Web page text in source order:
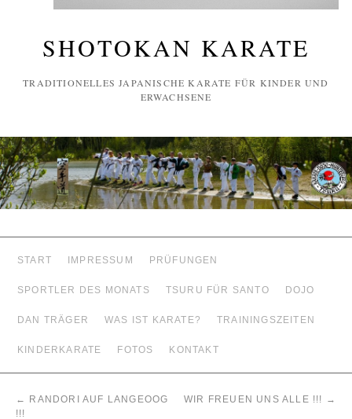
SHOTOKAN KARATE
TRADITIONELLES JAPANISCHE KARATE FÜR KINDER UND
ERWACHSENE
START IMPRESSUM PRÜFUNGEN
SPORTLER DES MONATS TSURU FÜR SANTO DOJO
DAN TRÄGER WAS IST KARATE? TRAININGSZEITEN
KINDERKARATE FOTOS KONTAKT
←
RANDORI AUF LANGEOOG
!!!
WIR FREUEN UNS ALLE !!! →